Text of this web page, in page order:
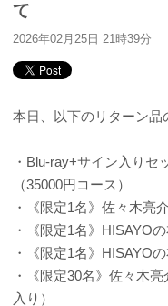
て
2026年02月25日 21時39分
本日、以下のリターン品
・Blu-ray+サイン入り
（35000円コース）
・《限定1名》佐々木
・《限定1名》HISAYO
・《限定1名》HISAYO
・《限定30名》佐々木
入り）